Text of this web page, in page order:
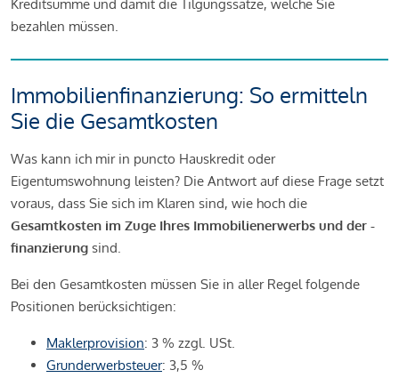
Kreditsumme und damit die Tilgungssätze, welche Sie
bezahlen müssen.
Immobilienfinanzierung: So ermitteln
Sie die Gesamtkosten
Was kann ich mir in puncto Hauskredit oder
Eigentumswohnung leisten? Die Antwort auf diese Frage setzt
voraus, dass Sie sich im Klaren sind, wie hoch die
Gesamtkosten im Zuge Ihres Immobilienerwerbs und der -
finanzierung sind.
Bei den Gesamtkosten müssen Sie in aller Regel folgende
Positionen berücksichtigen:
Maklerprovision: 3 % zzgl. USt.
Grunderwerbsteuer: 3,5 %